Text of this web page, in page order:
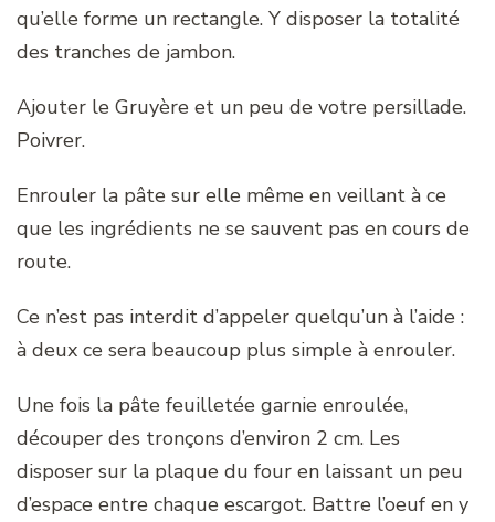
qu’elle forme un rectangle. Y disposer la totalité
des tranches de jambon.
Ajouter le Gruyère et un peu de votre persillade.
Poivrer.
Enrouler la pâte sur elle même en veillant à ce
que les ingrédients ne se sauvent pas en cours de
route.
Ce n’est pas interdit d’appeler quelqu’un à l’aide :
à deux ce sera beaucoup plus simple à enrouler.
Une fois la pâte feuilletée garnie enroulée,
découper des tronçons d’environ 2 cm. Les
disposer sur la plaque du four en laissant un peu
d’espace entre chaque escargot. Battre l’oeuf en y